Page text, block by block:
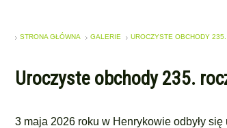
STRONA GŁÓWNA GALERIE UROCZYSTE OBCHODY
Uroczyste obchody 235.
3 maja 2026 roku w Henrykowie odbyły